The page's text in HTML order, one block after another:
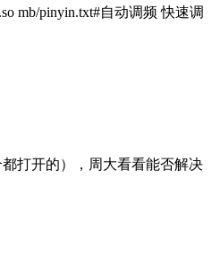
mb/pinyin.txt#自动调频 快速调
打开的），周大看看能否解决